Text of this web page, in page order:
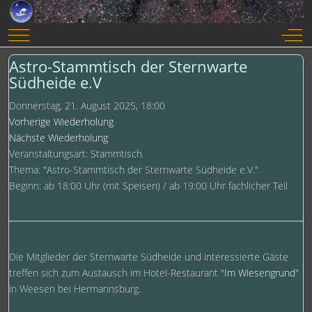
Mobile Menu Toggle Off-
Astro-Stammtisch der Sternwarte
Südheide e.V
Donnerstag, 21. August 2025, 18:00
Vorherige Wiederholung
Nächste Wiederholung
Veranstaltungsart: Stammtisch
Thema: "Astro-Stammtisch der Sternwarte Südheide e.V."
Beginn: ab 18:00 Uhr (mit Speisen) / ab 19:00 Uhr fachlicher Teil
Die Mitglieder der Sternwarte Südheide und interessierte Gäste
treffen sich zum Austausch im Hotel-Restaurant "Im Wiesengrund"
in Weesen bei Hermannsburg.